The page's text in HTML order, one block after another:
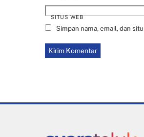
SITUS WEB
Simpan nama, email, dan